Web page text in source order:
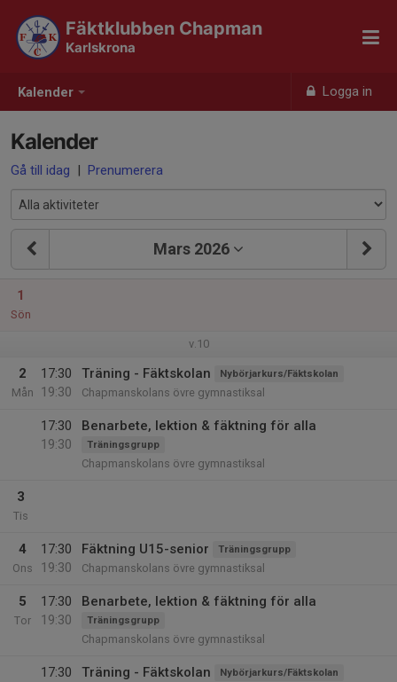
Kalender Logga in
Fäktklubben Chapman
Karlskrona
Kalender
Gå till idag | Prenumerera
Mars 2026
1
Sön
v.10
2
Mån
17:30
19:30
Träning - Fäktskolan Nybörjarkurs/Fäktskolan
Chapmanskolans övre gymnastiksal
17:30
19:30
Benarbete, lektion & fäktning för alla
Träningsgrupp
Chapmanskolans övre gymnastiksal
3
Tis
4
Ons
17:30
19:30
Fäktning U15-senior Träningsgrupp
Chapmanskolans övre gymnastiksal
5
Tor
17:30
19:30
Benarbete, lektion & fäktning för alla
Träningsgrupp
Chapmanskolans övre gymnastiksal
17:30
Träning - Fäktskolan Nybörjarkurs/Fäktskolan